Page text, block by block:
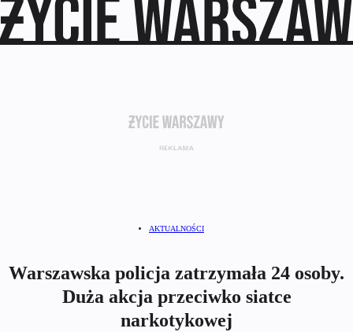
AKTUALNOŚCI
Warszawska policja zatrzymała 24 osoby.
Duża akcja przeciwko siatce
narkotykowej